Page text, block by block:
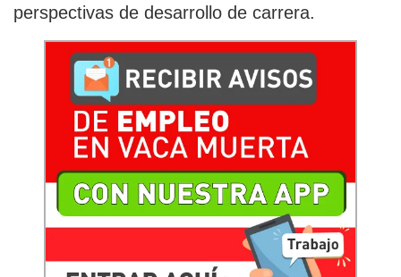
perspectivas de desarrollo de carrera.